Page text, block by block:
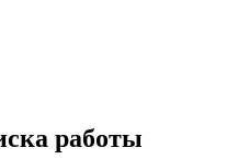
работы